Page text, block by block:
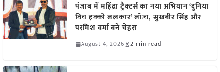
पंजाब में महिंद्रा ट्रैक्टर्स का नया अभियान ‘दुनिया
विच इक्को ललकार’ लॉन्च, सुखबीर सिंह और
परमिश वर्मा बने चेहरा
August 4, 2026 2 min read